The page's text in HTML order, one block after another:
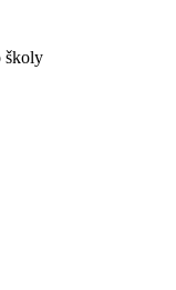
školy